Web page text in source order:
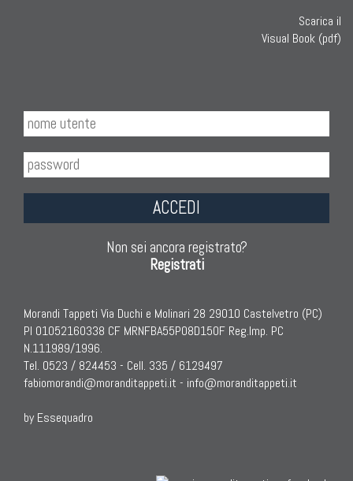
Scarica il
Visual Book (pdf)
ACCEDI
Non sei ancora registrato?
Registrati
Morandi Tappeti Via Duchi e Molinari 28 29010 Castelvetro (PC)
PI 01052160338 CF MRNFBA55P08D150F Reg.Imp. PC
N.111989/1996.
Tel. 0523 / 824453 - Cell. 335 / 6129497
fabiomorandi@moranditappeti.it - info@moranditappeti.it
by Essequadro